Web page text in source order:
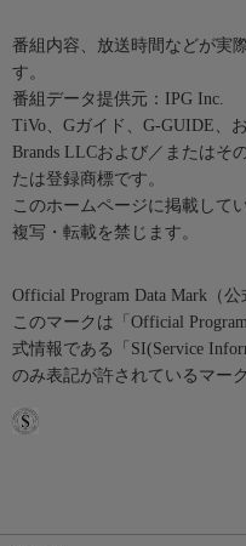
番組内容、放送時間などが実
す。
番組データ提供元：IPG Inc.
TiVo、Gガイド、G-GUIDE、
Brands LLCおよび／またはそ
たは登録商標です。
このホームページに掲載して
複写・転載を禁じます。
Official Program Data Mark（公
このマークは「Official
式情報である「SI(Service
のみ表記が許されているマーク